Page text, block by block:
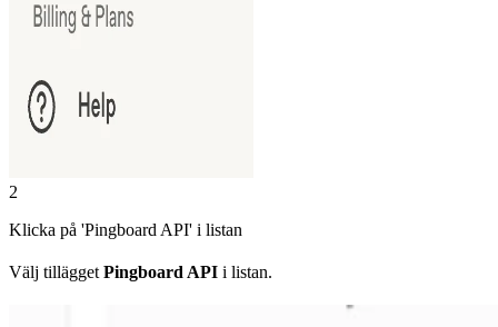
2
Klicka på 'Pingboard API' i listan
Välj tillägget Pingboard API i listan.